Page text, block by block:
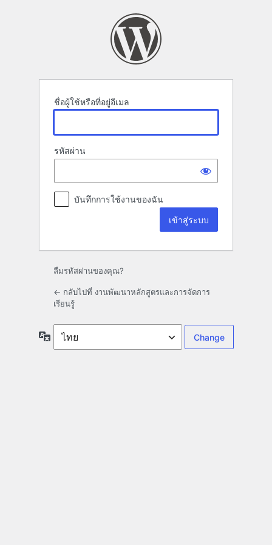
ชื่อผู้ใช้หรือที่อยู่อีเมล
รหัสผ่าน
บันทึกการใช้งานของฉัน
ลืมรหัสผ่านของคุณ?
← กลับไปที่ งานพัฒนาหลักสูตรและการจัดการ
เรียนรู้
ภาษา